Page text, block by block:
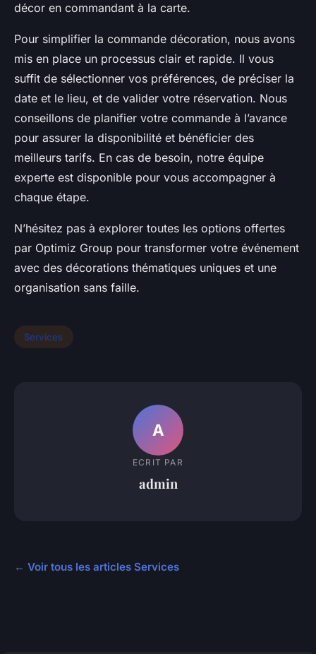
décor en commandant à la carte.
Pour simplifier la commande décoration, nous avons
mis en place un processus clair et rapide. Il vous
suffit de sélectionner vos préférences, de préciser la
date et le lieu, et de valider votre réservation. Nous
conseillons de planifier votre commande à l’avance
pour assurer la disponibilité et bénéficier des
meilleurs tarifs. En cas de besoin, notre équipe
experte est disponible pour vous accompagner à
chaque étape.
N’hésitez pas à explorer toutes les options offertes
par Optimiz Group pour transformer votre événement
avec des décorations thématiques uniques et une
organisation sans faille.
Services
A
ECRIT PAR
admin
← Voir tous les articles Services